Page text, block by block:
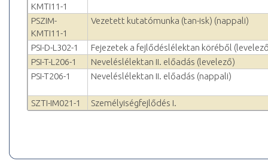
KMTI11-1
PSZIM-
KMTI11-1
Vezetett kutatómunka (tan-isk) (nappali)
PSI-D-L302-1
Fejezetek a fejlődéslélektan köréből
PSI-T-L206-1
Neveléslélektan II. előadás (levelező)
PSI-T206-1
Neveléslélektan II. előadás (nappali)
SZTI-IM021-1 Személyiségfejlődés I.